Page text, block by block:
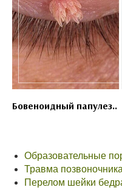
Бовеноидный папулез..
Образовательные
Травма позвоночника
Перелом шейки